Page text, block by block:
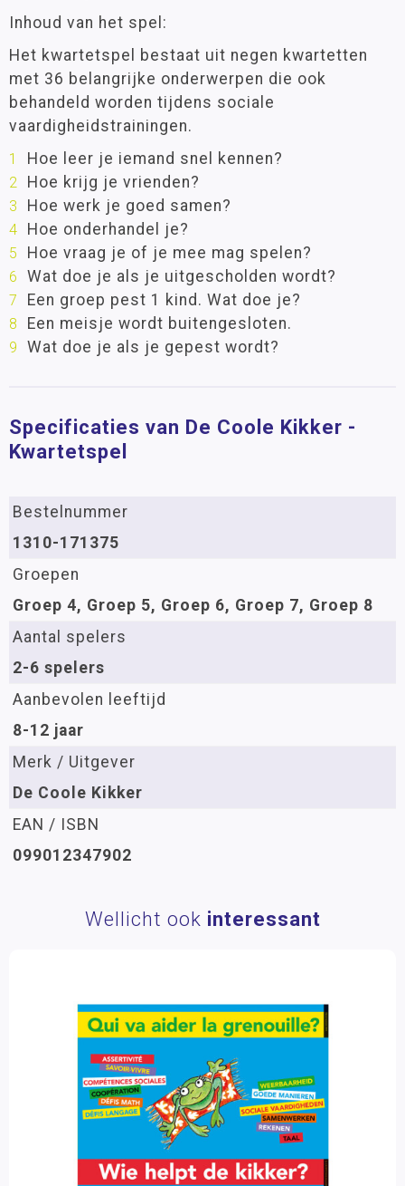
Inhoud van het spel:
Het kwartetspel bestaat uit negen kwartetten
met 36 belangrijke onderwerpen die ook
behandeld worden tijdens sociale
vaardigheidstrainingen.
Hoe leer je iemand snel kennen?
Hoe krijg je vrienden?
Hoe werk je goed samen?
Hoe onderhandel je?
Hoe vraag je of je mee mag spelen?
Wat doe je als je uitgescholden wordt?
Een groep pest 1 kind. Wat doe je?
Een meisje wordt buitengesloten.
Wat doe je als je gepest wordt?
Specificaties van De Coole Kikker -
Kwartetspel
Bestelnummer
1310-171375
Groepen
Groep 4, Groep 5, Groep 6, Groep 7, Groep 8
Aantal spelers
2-6 spelers
Aanbevolen leeftijd
8-12 jaar
Merk / Uitgever
De Coole Kikker
EAN / ISBN
099012347902
Wellicht ook interessant